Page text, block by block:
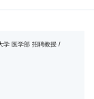
学 医学部 招聘教授 /